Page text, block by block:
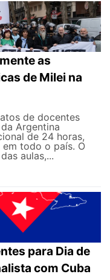
as
de Milei na
de docentes
Argentina
de 24 horas,
todo o país. O
aulas,...
para Dia de
com Cuba